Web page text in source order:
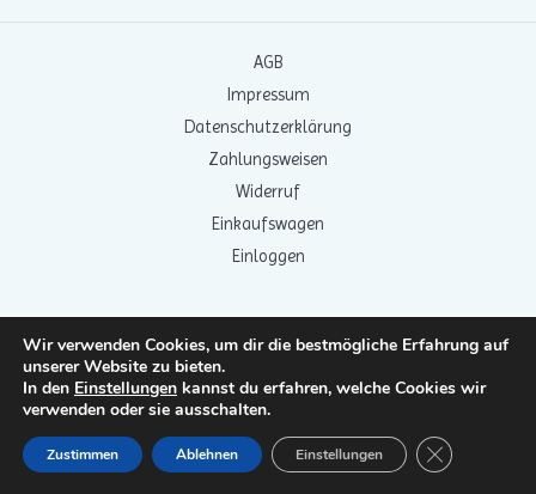
AGB
Impressum
Datenschutzerklärung
Zahlungsweisen
Widerruf
Einkaufswagen
Einloggen
Wir verwenden Cookies, um dir die bestmögliche Erfahrung auf
unserer Website zu bieten.
In den Einstellungen kannst du erfahren, welche Cookies wir
verwenden oder sie ausschalten.
Zustimmen Ablehnen Einstellungen GDPR